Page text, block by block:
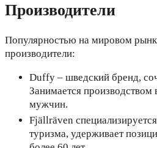
Производители
Популярностью на мировом
производители:
Duffy – шведский бренд,
Занимается производством
мужчин.
Fjällräven
туризма, удерживает